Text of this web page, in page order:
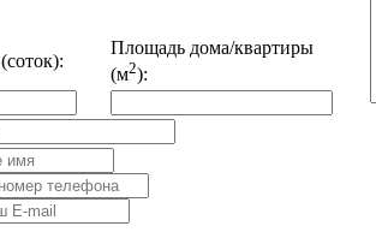
Площадь дома/квартиры
(м2):